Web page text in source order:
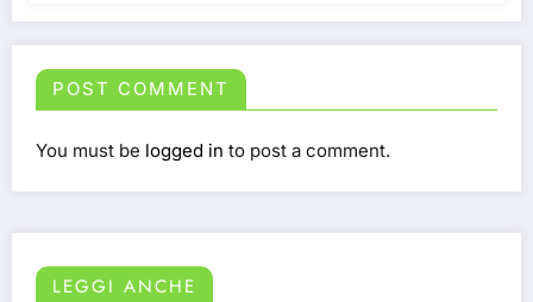
POST COMMENT
You must be logged in to post a comment.
LEGGI ANCHE